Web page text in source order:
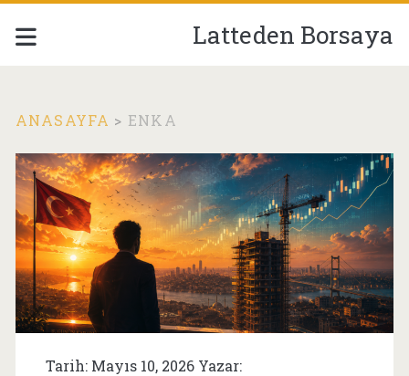
Latteden Borsaya
ANASAYFA > ENKA
Etiket:
<span>ENKA</span>
Tarih: Mayıs 10, 2026 Yazar: